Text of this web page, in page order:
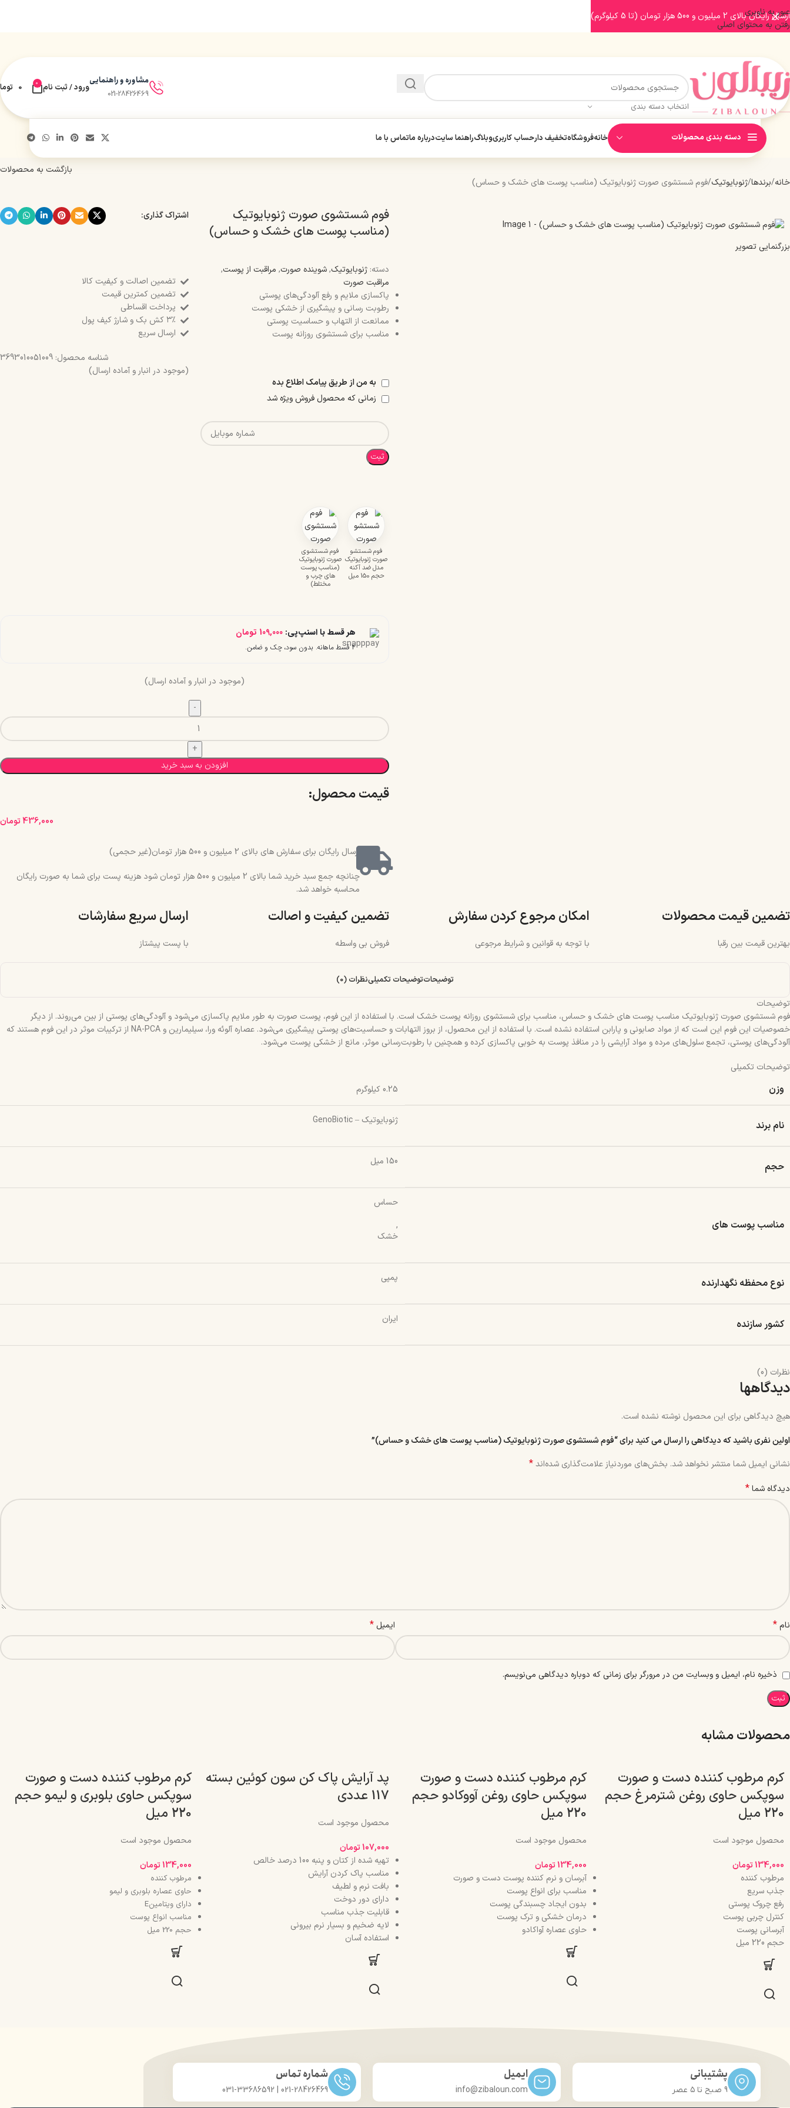
عبور به ناوبری
رفتن به محتوای اصلی
انتخاب دسته بندی
مشاوره و راهنمایی
021-28426469
ورود / ثبت نام 0
0
دسته بندی محصولات خانهفروشگاهتخفیف دارحساب کاربریوبلاگراهنما سایتدرباره ماتماس با ما
خانه برندها ژنوبایوتیک فوم شستشوی صورت ژنوبایوتیک (مناسب پوست های خشک و حساس)
بازگشت به محصولات
بزرگنمایی تصویر
فوم شستشوی صورت ژنوبایوتیک
(مناسب پوست های خشک و حساس)
اشتراک گذاری:
دسته: ژنوبایوتیک,شوینده صورت, مراقبت از پوست,
مراقبت صورت
پاکسازی ملایم و رفع آلودگی‌های پوستی
رطوبت رسانی و پیشگیری از خشکی پوست
ممانعت از التهاب و حساسیت پوستی
مناسب برای شستشوی روزانه پوست
به من از طریق پیامک اطلاع بده
زمانی که محصول فروش ویژه شد
ثبت
تضمین اصالت و کیفیت کالا
تضمین کمترین قیمت
پرداخت اقساطی
۳٪ کش بک و شارژ کیف پول
ارسال سریع
شناسه محصول: 3693010051009
(موجود در انبار و آماده ارسال)
فوم شستشو
صورت ژنوبایوتیک
مدل ضد آکنه
حجم 150 میل
فوم شستشوی
صورت ژنوبایوتیک
(مناسب پوست
های چرب و
مختلط)
هر قسط با اسنپ‌پی: 109,000 تومان
۴ قسط ماهانه. بدون سود، چک و ضامن.
(موجود در انبار و آماده ارسال)
افزودن به سبد خرید
قیمت محصول:​
436,000تومان
ارسال رایگان برای سفارش های بالای 2 میلیون و 500 هزار تومان(غیر حجمی)
چنانچه جمع سبد خرید شما بالای 2 میلیون و 500 هزار تومان شود هزینه پست برای شما به صورت رایگان
محاسبه خواهد شد.
تضمین قیمت محصولات
بهترین قیمت بین رقبا
امکان مرجوع کردن سفارش
با توجه به قوانین و شرایط مرجوعی
تضمین کیفیت و اصالت
فروش بی واسطه
ارسال سریع سفارشات
با پست پیشتاز
توضیحاتتوضیحات تکمیلینظرات (0)
توضیحات
فوم شستشوی صورت ژنوبایوتیک مناسب پوست های خشک و حساس، مناسب برای شستشوی روزانه پوست خشک است. با استفاده از این فوم، پوست صورت به طور ملایم پاکسازی می‌شود و آلودگی‌های پوستی از بین می‌روند. از دیگر
خصوصیات این فوم این است که از مواد صابونی و پارابن استفاده نشده است. با استفاده از این محصول، از بروز التهابات و حساسیت‌های پوستی پیشگیری می‌شود. عصاره آلوئه ورا، سیلیمارین و NA-PCA از ترکیبات موثر در این فوم هستند که
آلودگی‌های پوستی، تجمع سلول‌های مرده و مواد آرایشی را در منافذ پوست به خوبی پاکسازی کرده و همچنین با رطوبت‌رسانی موثر، مانع از خشکی پوست می‌شود.
توضیحات تکمیلی
وزن 0.25 کیلوگرم
نام برند ژنوبایوتیک – GenoBiotic
حجم 150 میل
مناسب پوست های
حساس
,
خشک
نوع محفظه نگهدارنده پمپی
کشور سازنده ایران
نظرات (0)
دیدگاهها
هیچ دیدگاهی برای این محصول نوشته نشده است.
اولین نفری باشید که دیدگاهی را ارسال می کنید برای “فوم شستشوی صورت ژنوبایوتیک (مناسب پوست های خشک و حساس)”
نشانی ایمیل شما منتشر نخواهد شد. بخش‌های موردنیاز علامت‌گذاری شده‌اند*
دیدگاه شما*
نام* ایمیل *
ذخیره نام، ایمیل و وبسایت من در مرورگر برای زمانی که دوباره دیدگاهی می‌نویسم.
محصولات مشابه
کرم مرطوب کننده دست و صورت
سوپکس حاوی روغن شترمرغ حجم
220 میل
محصول موجود است
134,000تومان
مرطوب کننده
جذب سریع
رفع چروک پوستی
کنترل چربی پوست
آبرسانی پوست
حجم 220 میل
کرم مرطوب کننده دست و صورت
سوپکس حاوی روغن آووکادو حجم
220 میل
محصول موجود است
134,000تومان
آبرسان و نرم کننده پوست دست و صورت
مناسب برای انواع پوست
بدون ایجاد چسبندگی پوست
درمان خشکی و ترک پوست
حاوی عصاره آواکادو
پد آرایش پاک کن سون کوئین بسته
117 عددی
محصول موجود است
107,000تومان
تهیه شده از کتان و پنبه 100 درصد خالص
مناسب پاک کردن آرایش
بافت نرم و لطیف
دارای دور دوخت
قابلیت جذب مناسب
لایه ضخیم و بسیار نرم بیرونی
استفاده آسان
کرم مرطوب کننده دست و صورت
سوپکس حاوی بلوبری و لیمو حجم
220 میل
محصول موجود است
134,000تومان
مرطوب کننده
حاوی عصاره بلوبری و لیمو
دارای ویتامینE
مناسب انواع پوست
حجم 220 میل
پشتیبانی
9 صبح تا ۵ عصر
ایمیل
info@zibaloun.com
شماره تماس
021-28426469 | 031-33686592
ارسال رایگان بالای 2 میلیون و 500 هزار تومان (تا 5 کیلوگرم)